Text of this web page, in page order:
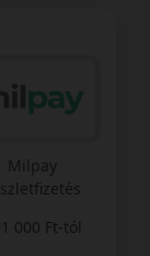
Milpay
000 Ft-tól